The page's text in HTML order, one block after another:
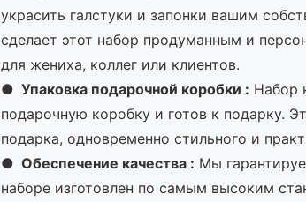
украсить галстуки и запонки вашим
сделает этот набор продуманным и
для жениха, коллег или клиентов.
● Упаковка подарочной коробки : Набор
подарочную коробку и готов к подарку.
подарка, одновременно стильного и
● Обеспечение качества : Мы
наборе изготовлен по самым высоким